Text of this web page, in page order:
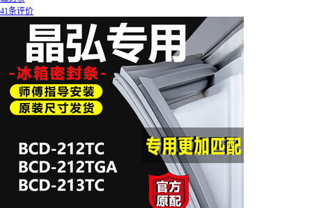
41条评价